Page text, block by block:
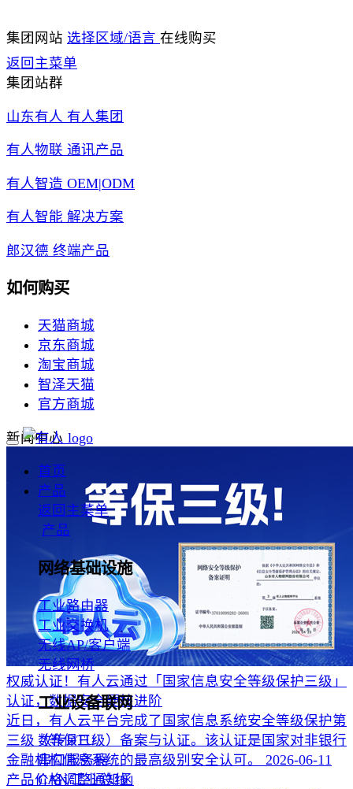
集团网站 选择区域/语言 在线购买
返回主菜单
集团站群
山东有人 有人集团
有人物联 通讯产品
有人智造 OEM|ODM
有人智能 解决方案
郎汉德 终端产品
如何购买
天猫商城
京东商城
淘宝商城
智泽天猫
官方商城
首页
产品
返回主菜单
产品
网络基础设施
工业路由器
工业交换机
无线AP/客户端
无线网桥
工业设备联网
数传DTU
串口服务器
CAN/工业总线
新闻中心
权威认证！有人云通过「国家信息安全等级保护三级」
认证，数据安全硬核进阶
近日，有人云平台完成了国家信息系统安全等级保护第
三级（等保三级）备案与认证。该认证是国家对非银行
金融机构信息系统的最高级别安全认可。 2026-06-11
产品价格调整通知函